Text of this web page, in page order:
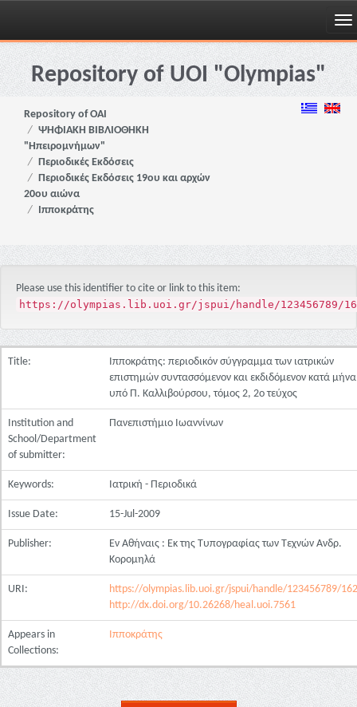
Skip
navigationRepository of UOI "Olympias"
Repository of OAI
ΨΗΦΙΑΚΗ ΒΙΒΛΙΟΘΗΚΗ
"Ηπειρομνήμων"
Περιοδικές Εκδόσεις
Περιοδικές Εκδόσεις 19ου και αρχών
20ου αιώνα
Ιπποκράτης
Please use this identifier to cite or link to this item:
https://olympias.lib.uoi.gr/jspui/handle/123456789/
Title:
Ιπποκράτης: περιοδικόν σύγγραμμα των ιατρικών
επιστημών συντασσόμενον και εκδιδόμενον κατά μήνα
υπό Π. Καλλιβούρσου, τόμος 2, 2ο τεύχος
Institution and
School/Department
of submitter:
Πανεπιστήμιο Ιωαννίνων
Keywords: Ιατρική - Περιοδικά
Issue Date: 15-Jul-2009
Publisher:
Εν Αθήναις : Εκ της Τυπογραφίας των Τεχνών Ανδρ.
Κορομηλά
URI:
https://olympias.lib.uoi.gr/jspui/handle/123456789/
http://dx.doi.org/10.26268/heal.uoi.7561
Appears in
Collections:
Ιπποκράτης